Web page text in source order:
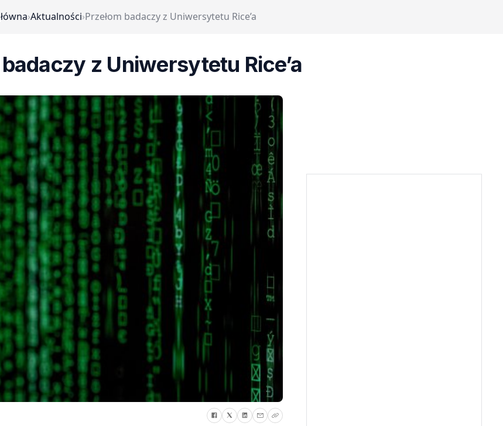
›Aktualności›Przełom badaczy z Uniwersytetu Rice’a
badaczy z Uniwersytetu Rice’a